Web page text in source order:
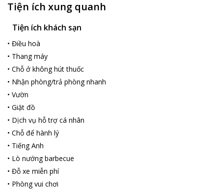
việc mệt mỏi.
Với ưu thế nằm trong trung tâm của Tam Đảo, Khách Sạn Chân
Mây được các bạn trẻ biết đến với những phòng có view tuyệt
mạn dành cho các cặp đôi.
Tiện ích xung quanh
Tiện ích khách sạn
• Điều hoà
• Thang máy
• Chỗ ở không hút thuốc
• Nhận phòng/trả phòng nhanh
• Vườn
• Giặt đồ
• Dịch vụ hỗ trợ cá nhân
• Chỗ để hành lý
• Tiếng Anh
• Lò nướng barbecue
• Đỗ xe miễn phí
• Phòng vui chơi